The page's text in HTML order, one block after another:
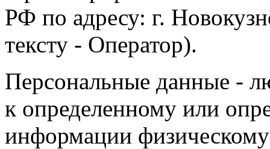
РФ по адресу: г.
тексту - Оператор).
Персональные данные -
к определенному или
информации